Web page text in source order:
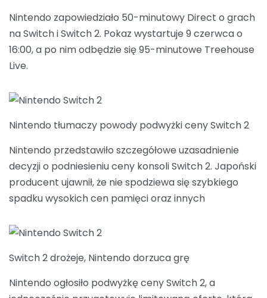
Nintendo zapowiedziało 50-minutowy Direct o grach
na Switch i Switch 2. Pokaz wystartuje 9 czerwca o
16:00, a po nim odbędzie się 95-minutowe Treehouse
Live.
Nintendo tłumaczy powody podwyżki ceny Switch 2
Nintendo przedstawiło szczegółowe uzasadnienie
decyzji o podniesieniu ceny konsoli Switch 2. Japoński
producent ujawnił, że nie spodziewa się szybkiego
spadku wysokich cen pamięci oraz innych
Switch 2 drożeje, Nintendo dorzuca grę
Nintendo ogłosiło podwyżkę ceny Switch 2, a